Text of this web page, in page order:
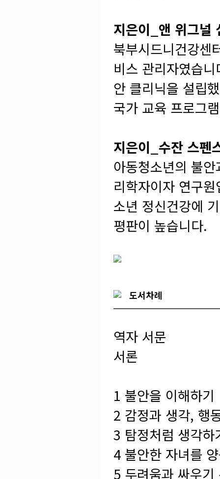
지은이_앤 위그
북부시드니건강센
비스 관리자였습
안 클리닉을 설립
국가 교육 프로그
지은이_수잔 스
아동청소년의 불
리학자이자 연구
소년 정신건강에
평판이 높습니다.
도서차례
역자 서문
서론
1 불안을 이해하기
2 감정과 생각, 행
3 탐정처럼 생각하
4 불안한 자녀를
5 두려움과 싸우